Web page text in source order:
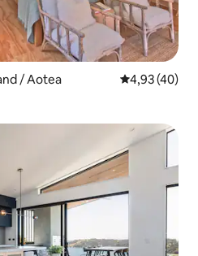
/ Aotea 4,93 av 5 i
4,93 (40)